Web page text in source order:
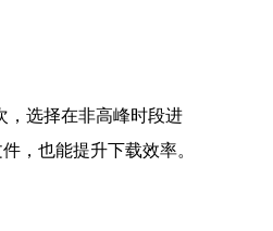
，选择在非高峰时段进
，也能提升下载效率。